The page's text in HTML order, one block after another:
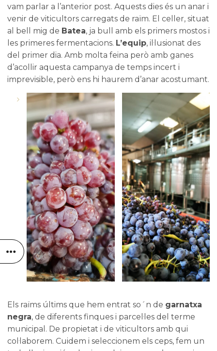
vam parlar a l’anterior post. Aquests dies és un anar i
venir de viticultors carregats de raïm. El celler, situat
al bell mig de Batea, ja bull amb els primers mostos i
les primeres fermentacions. L’equip, il·lusionat des
del primer dia. Amb molta feina però amb ganes
d’acollir aquesta campanya de temps incert i
imprevisible, però ens hi haurem d’anar acostumant.
Els raïms últims que hem entrat so´n de garnatxa
negra, de diferents finques i parcel·les del terme
municipal. De propietat i de viticultors amb qui
col·laborem. Cuidem i seleccionem els ceps, fem un